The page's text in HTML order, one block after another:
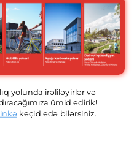
yolunda irəliləyirlər və
ümid edirik!
keçid edə bilərsiniz.